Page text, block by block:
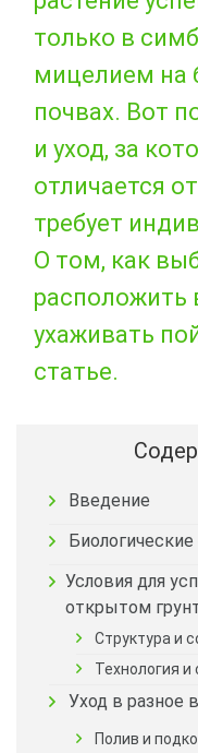
только в
мицелием на
почвах. Вот
и уход, за
отличается
требует
О том, как
расположить
ухаживать
статье.
Введение
Условия для
открытом
Структура и
Технология и
Уход в разное
Полив и